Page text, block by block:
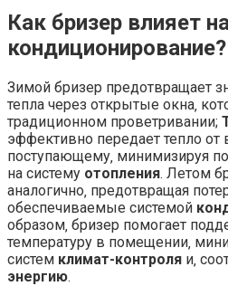
Как бризер влияет
кондиционирование?
Зимой бризер предотвращает
тепла через открытые окна‚
традиционном проветривании;
эффективно передает тепло
поступающему‚ минимизируя
на систему отопления. Летом
аналогично‚ предотвращая
обеспечиваемые системой
образом‚ бризер помогает
температуру в помещении‚
систем климат-контроля и‚
энергию.